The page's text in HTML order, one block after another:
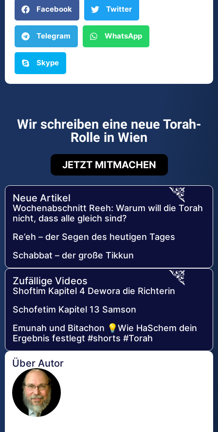
Facebook Twitter
Telegram WhatsApp
Skype
Wir schreiben eine neue Torah-
Rolle in Wien
JETZT MITMACHEN
Neue Artikel
Wochenabschnitt Reeh: Warum will die Torah
nicht, dass alle gleich sind?
Re’eh – der Segen des heutigen Tages
Schabbat – der große Tikkun
Zufällige Videos
Shoftim Kapitel 4 Dewora die Richterin
Schofetim Kapitel 13 Samson
Emunah und Bitachon 💡Wie HaSchem dein
Ergebnis festlegt #shorts #Torah
Über Autor